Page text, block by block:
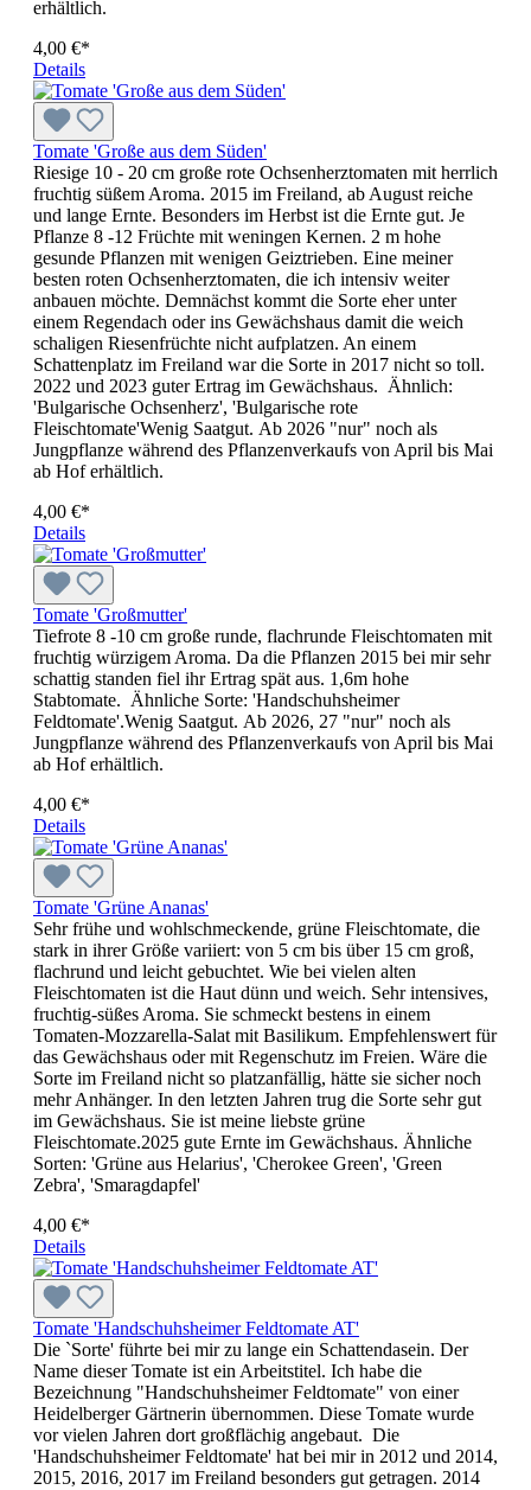
erhältlich.
4,00 €*
Details
Tomate 'Große aus dem Süden'
Riesige 10 - 20 cm große rote Ochsenherztomaten mit herrlich
fruchtig süßem Aroma. 2015 im Freiland, ab August reiche
und lange Ernte. Besonders im Herbst ist die Ernte gut. Je
Pflanze 8 -12 Früchte mit weningen Kernen. 2 m hohe
gesunde Pflanzen mit wenigen Geiztrieben. Eine meiner
besten roten Ochsenherztomaten, die ich intensiv weiter
anbauen möchte. Demnächst kommt die Sorte eher unter
einem Regendach oder ins Gewächshaus damit die weich
schaligen Riesenfrüchte nicht aufplatzen. An einem
Schattenplatz im Freiland war die Sorte in 2017 nicht so toll.
2022 und 2023 guter Ertrag im Gewächshaus. Ähnlich:
'Bulgarische Ochsenherz', 'Bulgarische rote
Fleischtomate'Wenig Saatgut. Ab 2026 "nur" noch als
Jungpflanze während des Pflanzenverkaufs von April bis Mai
ab Hof erhältlich.
4,00 €*
Details
Tomate 'Großmutter'
Tiefrote 8 -10 cm große runde, flachrunde Fleischtomaten mit
fruchtig würzigem Aroma. Da die Pflanzen 2015 bei mir sehr
schattig standen fiel ihr Ertrag spät aus. 1,6m hohe
Stabtomate. Ähnliche Sorte: 'Handschuhsheimer
Feldtomate'.Wenig Saatgut. Ab 2026, 27 "nur" noch als
Jungpflanze während des Pflanzenverkaufs von April bis Mai
ab Hof erhältlich.
4,00 €*
Details
Tomate 'Grüne Ananas'
Sehr frühe und wohlschmeckende, grüne Fleischtomate, die
stark in ihrer Größe variiert: von 5 cm bis über 15 cm groß,
flachrund und leicht gebuchtet. Wie bei vielen alten
Fleischtomaten ist die Haut dünn und weich. Sehr intensives,
fruchtig-süßes Aroma. Sie schmeckt bestens in einem
Tomaten-Mozzarella-Salat mit Basilikum. Empfehlenswert für
das Gewächshaus oder mit Regen­schutz im Freien. Wäre die
Sorte im Freiland nicht so platzanfällig, hätte sie sicher noch
mehr Anhänger. In den letzten Jahren trug die Sorte sehr gut
im Gewächshaus. Sie ist meine liebste grüne
Fleischtomate.2025 gute Ernte im Gewächshaus. Ähnliche
Sorten: 'Grüne aus Helarius', 'Cherokee Green', 'Green
Zebra', 'Smaragdapfel'
4,00 €*
Details
Tomate 'Handschuhsheimer Feldtomate AT'
Die `Sorte' führte bei mir zu lange ein Schattendasein. Der
Name dieser Tomate ist ein Arbeitstitel. Ich habe die
Bezeichnung "Handschuhsheimer Feldtomate" von einer
Heidelberger Gärtnerin übernommen. Diese Tomate wurde
vor vielen Jahren dort großflächig angebaut. Die
'Handschuhsheimer Feldtomate' hat bei mir in 2012 und 2014,
2015, 2016, 2017 im Freiland beson­ders gut getragen. 2014